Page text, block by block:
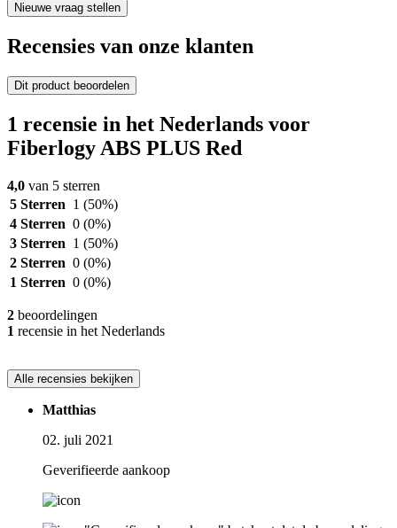
Nieuwe vraag stellen
Recensies van onze klanten
Dit product beoordelen
1 recensie in het Nederlands voor
Fiberlogy ABS PLUS Red
4,0 van 5 sterren
5 Sterren 1 (50%)
4 Sterren 0 (0%)
3 Sterren 1 (50%)
2 Sterren 0 (0%)
1 Sterren 0 (0%)
2 beoordelingen
1 recensie in het Nederlands
Alle recensies bekijken
Matthias
02. juli 2021
Geverifieerde aankoop